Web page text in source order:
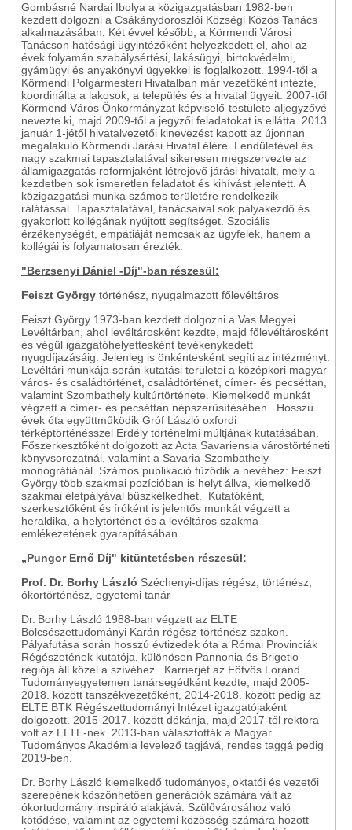
Gombásné Nardai Ibolya a közigazgatásban 1982-ben
kezdett dolgozni a Csákánydoroszlói Községi Közös Tanács
alkalmazásában. Két évvel később, a Körmendi Városi
Tanácson hatósági ügyintézőként helyezkedett el, ahol az
évek folyamán szabálysértési, lakásügyi, birtokvédelmi,
gyámügyi és anyakönyvi ügyekkel is foglalkozott. 1994-től a
Körmendi Polgármesteri Hivatalban már vezetőként intézte,
koordinálta a lakosok, a település és a hivatal ügyeit. 2007-től
Körmend Város Önkormányzat képviselő-testülete aljegyzővé
nevezte ki, majd 2009-től a jegyzői feladatokat is ellátta. 2013.
január 1-jétől hivatalvezetői kinevezést kapott az újonnan
megalakuló Körmendi Járási Hivatal élére. Lendületével és
nagy szakmai tapasztalatával sikeresen megszervezte az
államigazgatás reformjaként létrejövő járási hivatalt, mely a
kezdetben sok ismeretlen feladatot és kihívást jelentett. A
közigazgatási munka számos területére rendelkezik
rálátással. Tapasztalatával, tanácsaival sok pályakezdő és
gyakorlott kollégának nyújtott segítséget. Szociális
érzékenységét, empátiáját nemcsak az ügyfelek, hanem a
kollégái is folyamatosan érezték.
"Berzsenyi Dániel -Díj"-ban részesül:
Feiszt György történész, nyugalmazott főlevéltáros
Feiszt György 1973-ban kezdett dolgozni a Vas Megyei
Levéltárban, ahol levéltárosként kezdte, majd főlevéltárosként
és végül igazgatóhelyettesként tevékenykedett
nyugdíjazásáig. Jelenleg is önkéntesként segíti az intézményt.
Levéltári munkája során kutatási területei a középkori magyar
város- és családtörténet, családtörténet, címer- és pecséttan,
valamint Szombathely kultúrtörténete. Kiemelkedő munkát
végzett a címer- és pecséttan népszerűsítésében. Hosszú
évek óta együttműködik Gróf László oxfordi
térképtörténésszel Erdély történelmi múltjának kutatásában.
Főszerkesztőként dolgozott az Acta Savariensia várostörténeti
könyvsorozatnál, valamint a Savaria-Szombathely
monográfiánál. Számos publikáció fűződik a nevéhez: Feiszt
György több szakmai pozícióban is helyt állva, kiemelkedő
szakmai életpályával büszkélkedhet. Kutatóként,
szerkesztőként és íróként is jelentős munkát végzett a
heraldika, a helytörténet és a levéltáros szakma
emlékezetének gyarapításában.
„Pungor Ernő Díj" kitüntetésben részesül:
Prof. Dr. Borhy László Széchenyi-díjas régész, történész,
ókortörténész, egyetemi tanár
Dr. Borhy László 1988-ban végzett az ELTE
Bölcsészettudományi Karán régész-történész szakon.
Pályafutása során hosszú évtizedek óta a Római Provinciák
Régészetének kutatója, különösen Pannonia és Brigetio
régiója áll közel a szívéhez. Karrierjét az Eötvös Loránd
Tudományegyetemen tanársegédként kezdte, majd 2005-
2018. között tanszékvezetőként, 2014-2018. között pedig az
ELTE BTK Régészettudományi Intézet igazgatójaként
dolgozott. 2015-2017. között dékánja, majd 2017-től rektora
volt az ELTE-nek. 2013-ban választották a Magyar
Tudományos Akadémia levelező tagjává, rendes taggá pedig
2019-ben.
Dr. Borhy László kiemelkedő tudományos, oktatói és vezetői
szerepének köszönhetően generációk számára vált az
ókortudomány inspiráló alakjává. Szülővárosához való
kötődése, valamint az egyetemi közösség számára hozott